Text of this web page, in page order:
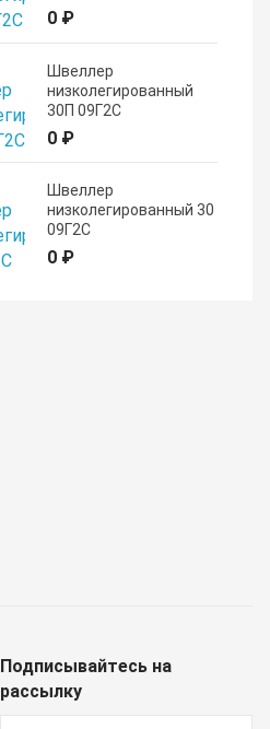
0 ₽
Швеллер
низколегированный
30П 09Г2С
0 ₽
Швеллер
низколегированный 30
09Г2С
0 ₽
Подписывайтесь на
рассылку